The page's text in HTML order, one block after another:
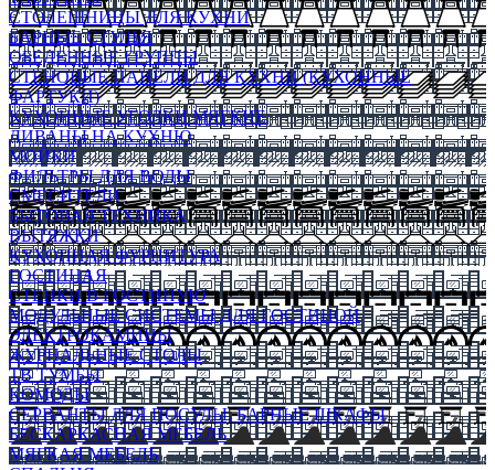
СТОЛЕШНИЦЫ ДЛЯ КУХНИ
БАРНЫЕ СТУЛЬЯ
ОБЕДЕННЫЕ ГРУППЫ
СТЕНОВЫЕ ПАНЕЛИ ДЛЯ КУХНИ (КУХОННЫЕ
ФАРТУКИ)
КУХОННЫЕ УГОЛКИ МЯГКИЕ
ДИВАНЫ НА КУХНЮ
МОЙКИ
ФИЛЬТРЫ ДЛЯ ВОДЫ
СМЕСИТЕЛИ
БЫТОВАЯ ТЕХНИКА
ВЫТЯЖКИ
КУХОННАЯ ФУРНИТУРА
ГОСТИНАЯ
СТЕНКИ В ГОСТИНУЮ
МОДУЛЬНЫЕ СИСТЕМЫ ДЛЯ ГОСТИНОЙ
ЭЛЕКТРОКАМИНЫ
ЖУРНАЛЬНЫЕ СТОЛЫ
ТВ ТУМБЫ
КОМОДЫ
СЕРВАНТЫ ДЛЯ ПОСУДЫ, БАРНЫЕ ШКАФЫ
БЕСКАРКАСНАЯ МЕБЕЛЬ
МЯГКАЯ МЕБЕЛЬ